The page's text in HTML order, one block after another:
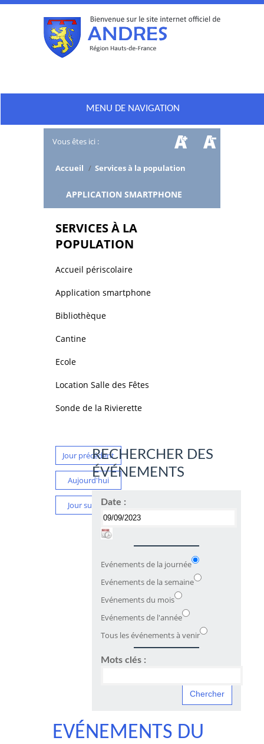
MENU DE NAVIGATION
Vous êtes ici :
Accueil / Services à la population
APPLICATION SMARTPHONE
SERVICES À LA
POPULATION
Accueil périscolaire
Application smartphone
Bibliothèque
Cantine
Ecole
Location Salle des Fêtes
Sonde de la Rivierette
Jour précédent
Aujourd'hui
Jour suivant
RECHERCHER DES
ÉVÉNEMENTS
Date :
Evénements de la journée
Evénements de la semaine
Evénements du mois
Evénements de l'année
Tous les événements à venir
Mots clés :
EVÉNEMENTS DU